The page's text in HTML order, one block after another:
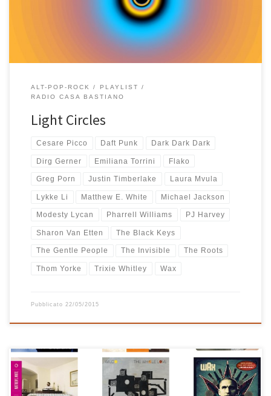
sempre e c’era qualcosa che non mi convinceva. Non ho capito
ALT-POP-ROCK
PLAYLIST
RADIO CASA BASTIANO
Light Circles
Cesare Picco Daft Punk Dark Dark Dark
Dirg Gerner Emiliana Torrini Flako
Greg Porn Justin Timberlake Laura Mvula
Lykke Li Matthew E. White Michael Jackson
Modesty Lycan Pharrell Williams PJ Harvey
Sharon Van Etten The Black Keys
The Gentle People The Invisible The Roots
Thom Yorke Trixie Whitley Wax
Pubblicato 22/05/2015